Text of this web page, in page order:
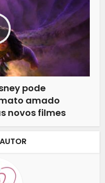
pode
amado
novos filmes